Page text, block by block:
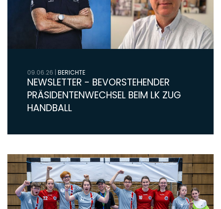
09.06.26 | BERICHTE
NEWSLETTER - BEVORSTEHENDER
PRÄSIDENTENWECHSEL BEIM LK ZUG
HANDBALL